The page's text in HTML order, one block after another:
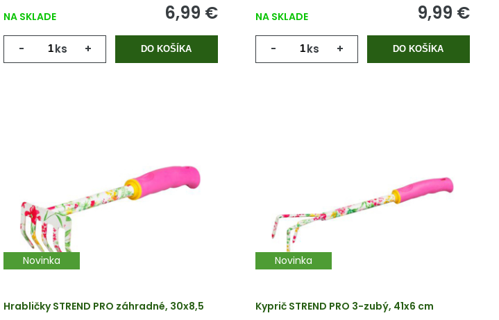
NA SKLADE 6,99 €
- ks + DO KOŠÍKA
NA SKLADE 9,99 €
- ks + DO KOŠÍKA
Novinka
Hrabličky STREND PRO záhradné, 30x8,5
Novinka
Kyprič STREND PRO 3-zubý, 41x6 cm